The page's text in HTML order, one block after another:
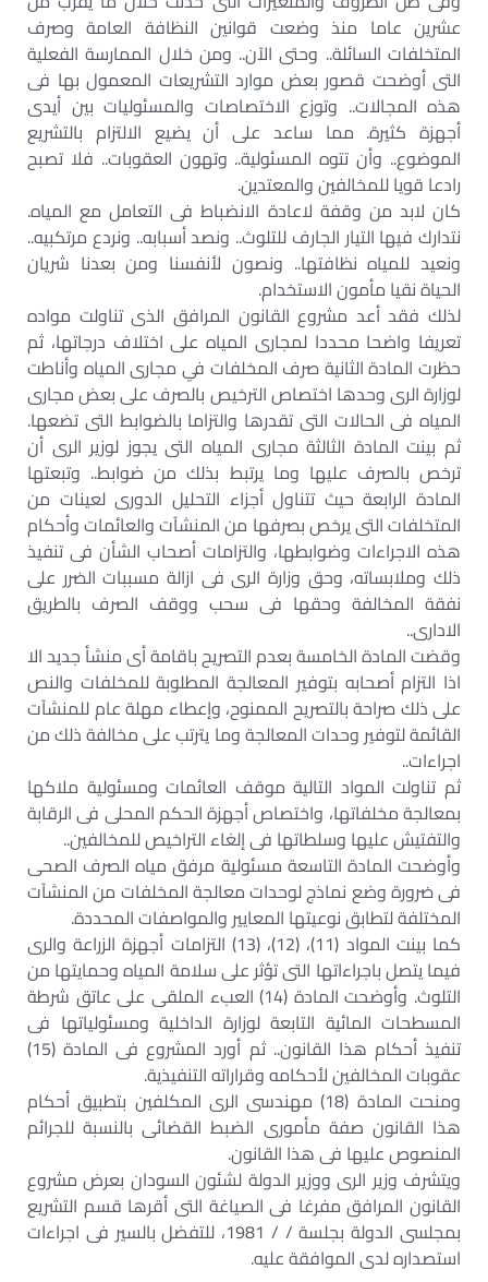
عشرين عاما منذ وضعت قوانين النظافة العامة وصرف
المتخلفات السائلة.. وحتى الآن.. ومن خلال الممارسة الفعلية
التى أوضحت قصور بعض موارد التشريعات المعمول بها فى
هذه المجالات.. وتوزع الاختصاصات والمسئوليات بين أيدى
أجهزة كثيرة. مما ساعد على أن يضيع الالتزام بالتشريع
الموضوع.. وأن تتوه المسئولية.. وتهون العقوبات.. فلا تصبح
رادعا قويا للمخالفين والمعتدين.
كان لابد من وقفة لاعادة الانضباط فى التعامل مع المياه.
نتدارك فيها التيار الجارف للتلوث.. ونصد أسبابه.. ونردع مرتكبيه..
ونعيد للمياه نظافتها.. ونصون لأنفسنا ومن بعدنا شريان
الحياة نقيا مأمون الاستخدام.
لذلك فقد أعد مشروع القانون المرافق الذى تناولت مواده
تعريفا واضحا محددا لمجارى المياه على اختلاف درجاتها، ثم
حظرت المادة الثانية صرف المخلفات في مجارى المياه وأناطت
لوزارة الرى وحدها اختصاص الترخيص بالصرف على بعض مجارى
المياه فى الحالات التى تقدرها والتزاما بالضوابط التى تضعها.
ثم بينت المادة الثالثة مجارى المياه التى يجوز لوزير الرى أن
ترخص بالصرف عليها وما يرتبط بذلك من ضوابط.. وتبعتها
المادة الرابعة حيث تتناول أجزاء التحليل الدورى لعينات من
المتخلفات التى يرخص بصرفها من المنشآت والعائمات وأحكام
هذه الاجراءات وضوابطها، والتزامات أصحاب الشأن فى تنفيذ
ذلك وملابساته، وحق وزارة الرى فى ازالة مسببات الضرر على
نفقة المخالفة وحقها فى سحب ووقف الصرف بالطريق
الادارى..
وقضت المادة الخامسة بعدم التصريح باقامة أى منشأ جديد الا
اذا التزام أصحابه بتوفير المعالجة المطلوبة للمخلفات والنص
على ذلك صراحة بالتصريح الممنوح، وإعطاء مهلة عام للمنشآت
القائمة لتوفير وحدات المعالجة وما يترتب على مخالفة ذلك من
اجراءات..
ثم تناولت المواد التالية موقف العائمات ومسئولية ملاكها
بمعالجة مخلفاتها، واختصاص أجهزة الحكم المحلى فى الرقابة
والتفتيش عليها وسلطاتها فى إلغاء التراخيص للمخالفين..
وأوضحت المادة التاسعة مسئولية مرفق مياه الصرف الصحى
فى ضرورة وضع نماذج لوحدات معالجة المخلفات من المنشآت
المختلفة لتطابق نوعيتها المعايير والمواصفات المحددة.
كما بينت المواد (11)، (12)، (13) التزامات أجهزة الزراعة والرى
فيما يتصل باجراءاتها التى تؤثر على سلامة المياه وحمايتها من
التلوث. وأوضحت المادة (14) العبء الملقى على عاتق شرطة
المسطحات المائية التابعة لوزارة الداخلية ومسئولياتها فى
تنفيذ أحكام هذا القانون.. ثم أورد المشروع فى المادة (15)
عقوبات المخالفين لأحكامه وقراراته التنفيذية.
ومنحت المادة (18) مهندسى الرى المكلفين بتطبيق أحكام
هذا القانون صفة مأمورى الضبط القضائى بالنسبة للجرائم
المنصوص عليها فى هذا القانون.
ويتشرف وزير الرى ووزير الدولة لشئون السودان بعرض مشروع
القانون المرافق مفرغا فى الصياغة التى أقرها قسم التشريع
بمجلسى الدولة بجلسة / / 1981، للتفضل بالسير فى اجراءات
استصداره لدى الموافقة عليه.